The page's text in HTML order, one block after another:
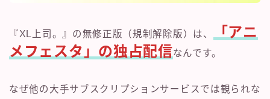
『XL上司。』の無修正版（規制解除版）は、
「アニ
メフェスタ」の独占配信なんです。
なぜ他の大手サブスクリプションサービスでは観られな